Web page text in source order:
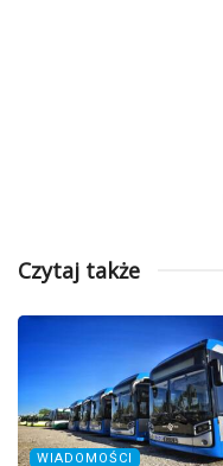
Czytaj także
WIADOMOŚCI